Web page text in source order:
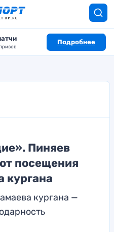
Подробнее
Пиняев
посещения
кургана
кургана —